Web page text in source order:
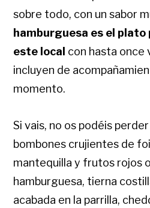
sobre todo, con un sabor
hamburguesa es el
este local con hasta once
incluyen de
momento.
Si vais, no os podéis perder
bombones crujientes de
mantequilla y frutos rojos o
hamburguesa, tierna
acabada en la parrilla,